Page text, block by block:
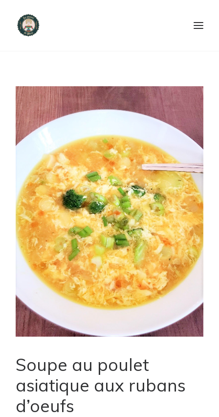
PRODUITS ET SERVICES
NOUS CONTACTER
RECETTES
SEARCH
Soupe au poulet
asiatique aux rubans
d’oeufs